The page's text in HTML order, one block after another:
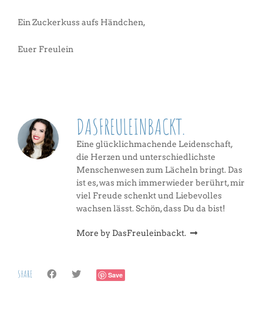
Ein Zuckerkuss aufs Händchen,
Euer Freulein
DASFREULEINBACKT.
Eine glücklichmachende Leidenschaft,
die Herzen und unterschiedlichste
Menschenwesen zum Lächeln bringt. Das
ist es, was mich immerwieder berührt, mir
viel Freude schenkt und Liebevolles
wachsen lässt. Schön, dass Du da bist!
More by DasFreuleinbackt.
SHARE Save